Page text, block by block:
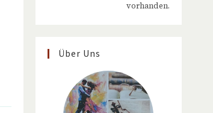
vorhanden.
Über Uns